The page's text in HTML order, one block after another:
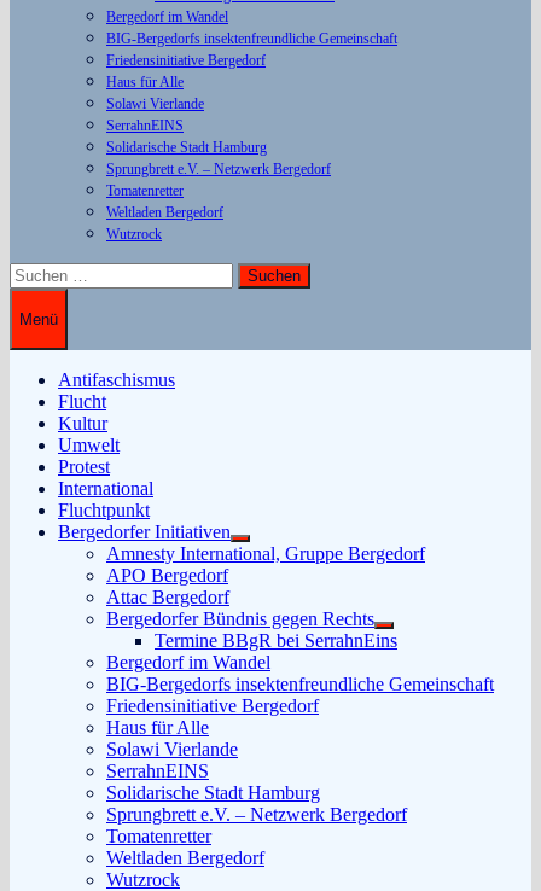
Bergedorf im Wandel
BIG-Bergedorfs insektenfreundliche Gemeinschaft
Friedensinitiative Bergedorf
Haus für Alle
Solawi Vierlande
SerrahnEINS
Solidarische Stadt Hamburg
Sprungbrett e.V. – Netzwerk Bergedorf
Tomatenretter
Weltladen Bergedorf
Wutzrock
Suchen
nach:
Menü
Antifaschismus
Flucht
Kultur
Umwelt
Protest
International
Fluchtpunkt
Bergedorfer Initiativen
Untermenü
anzeigen
Amnesty International, Gruppe Bergedorf
APO Bergedorf
Attac Bergedorf
Bergedorfer Bündnis gegen Rechts
Untermenü
anzeigen
Termine BBgR bei SerrahnEins
Bergedorf im Wandel
BIG-Bergedorfs insektenfreundliche Gemeinschaft
Friedensinitiative Bergedorf
Haus für Alle
Solawi Vierlande
SerrahnEINS
Solidarische Stadt Hamburg
Sprungbrett e.V. – Netzwerk Bergedorf
Tomatenretter
Weltladen Bergedorf
Wutzrock